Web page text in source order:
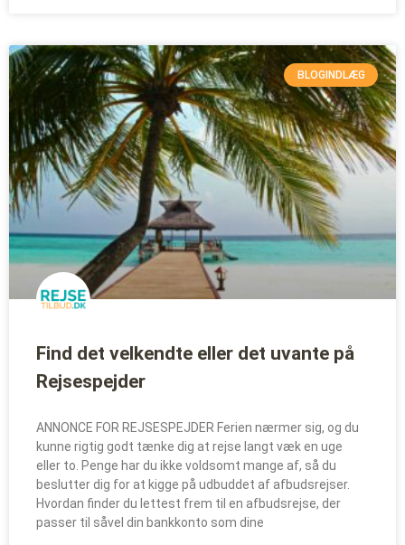
BLOGINDLÆG
Find det velkendte eller det uvante på
Rejsespejder
ANNONCE FOR REJSESPEJDER Ferien nærmer sig, og du
kunne rigtig godt tænke dig at rejse langt væk en uge
eller to. Penge har du ikke voldsomt mange af, så du
beslutter dig for at kigge på udbuddet af afbudsrejser.
Hvordan finder du lettest frem til en afbudsrejse, der
passer til såvel din bankkonto som dine